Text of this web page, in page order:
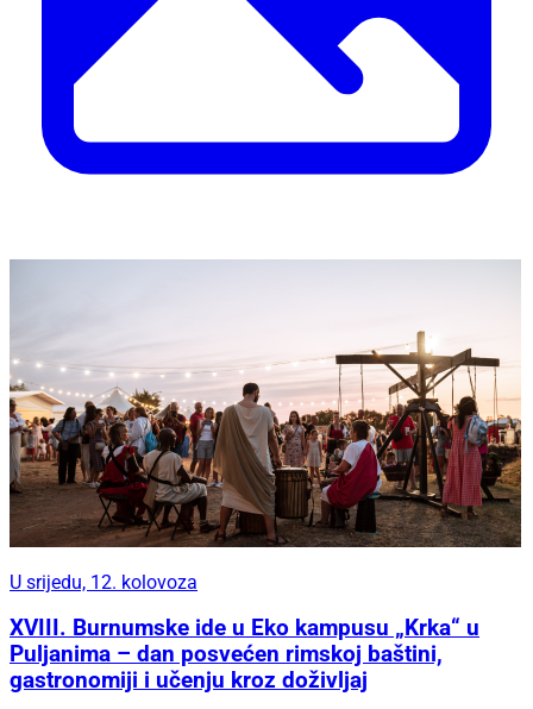
U srijedu, 12. kolovoza
XVIII. Burnumske ide u Eko kampusu „Krka“ u
Puljanima – dan posvećen rimskoj baštini,
gastronomiji i učenju kroz doživljaj